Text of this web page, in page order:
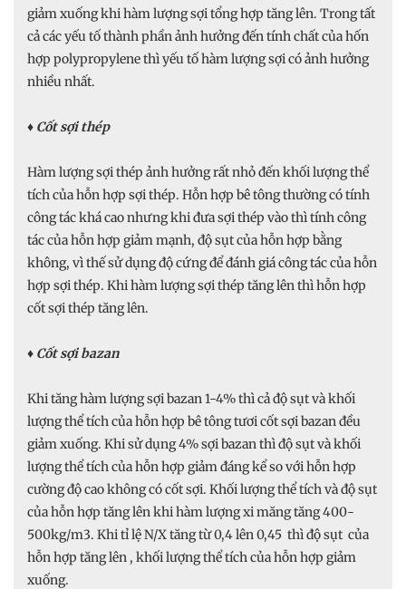
giảm xuống khi hàm lượng sợi tổng hợp tăng lên. Trong tất
cả các yếu tố thành phần ảnh hưởng đến tính chất của hốn
hợp polypropylene thì yếu tố hàm lượng sợi có ảnh hưởng
nhiều nhất.
♦ Cốt sợi thép
Hàm lượng sợi thép ảnh hưởng rất nhỏ đến khối lượng thể
tích của hỗn hợp sợi thép. Hỗn hợp bê tông thường có tính
công tác khá cao nhưng khi đưa sợi thép vào thì tính công
tác của hỗn hợp giảm mạnh, độ sụt của hỗn hợp bằng
không, vì thế sử dụng độ cứng để đánh giá công tác của hỗn
hợp sợi thép. Khi hàm lượng sợi thép tăng lên thì hỗn hợp
cốt sợi thép tăng lên.
♦ Cốt sợi bazan
Khi tăng hàm lượng sợi bazan 1-4% thì cả độ sụt và khối
lượng thể tích của hỗn hợp bê tông tươi cốt sợi bazan đều
giảm xuống. Khi sử dụng 4% sợi bazan thì độ sụt và khối
lượng thể tích của hỗn hợp giảm đáng kể so với hỗn hợp
cường độ cao không có cốt sợi. Khối lượng thể tích và độ sụt
của hỗn hợp tăng lên khi hàm lượng xi măng tăng 400-
500kg/m3. Khi tỉ lệ N/X tăng từ 0,4 lên 0,45 thì độ sụt của
hỗn hợp tăng lên , khối lượng thể tích của hỗn hợp giảm
xuống.